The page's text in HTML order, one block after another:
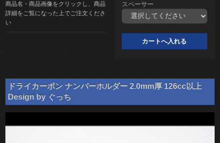
商品名・商品画像をクリックし、商品
詳細をご覧になった上でご注文くださ
い
スペーサー
ドライカーボン ナンバーホルダー 2.0mm厚 126cc以上
Design by ぐっち